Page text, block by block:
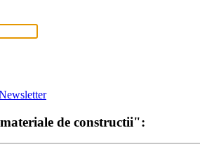
de constructii":